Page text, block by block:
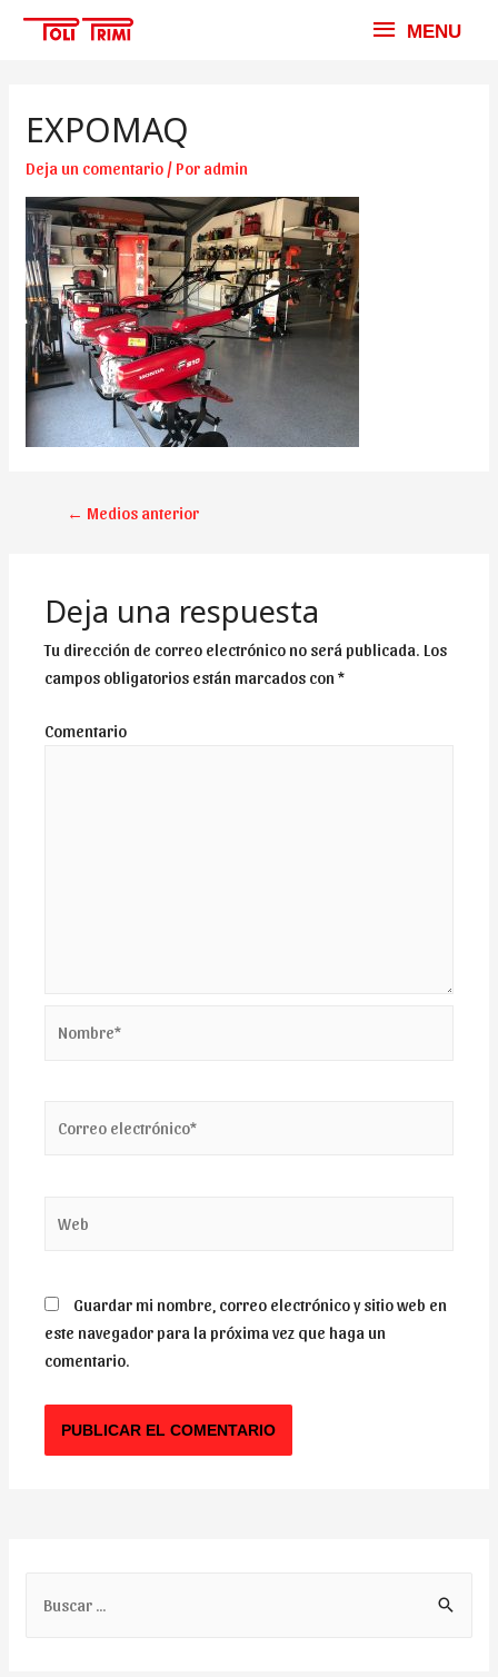
MENU
MENU
EXPOMAQ
Deja un comentario / Por admin
NAVEGACIÓN
← Medios anterior
Deja una respuesta
Tu dirección de correo electrónico no será publicada. Los
campos obligatorios están marcados con*
Comentario
electrónico*
Guardar mi nombre, correo electrónico y sitio web en
este navegador para la próxima vez que haga un
comentario.